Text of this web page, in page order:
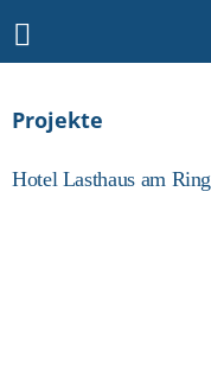
Projekte
Hotel Lasthaus am Ring